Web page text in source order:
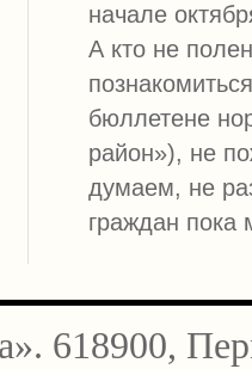
начале
А кто не
бюллетене
район»), не
думаем, не
граждан пока
618900,